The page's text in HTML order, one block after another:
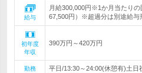
給与
月給300,000円※1か月当たり
67,500円）※超過分は別途給与
初年度
年収
390万円～420万円
勤務
平日/13:30～24:00(休憩有)土